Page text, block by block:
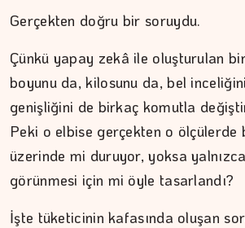
Gerçekten doğru bir soruydu.
Çünkü yapay zekâ ile oluşturulan
boyunu da, kilosunu da, bel
genişliğini de birkaç komutla
Peki o elbise gerçekten o ölçülerde
üzerinde mi duruyor, yoksa
görünmesi için mi öyle tasarlandı?
İşte tüketicinin kafasında oluşan